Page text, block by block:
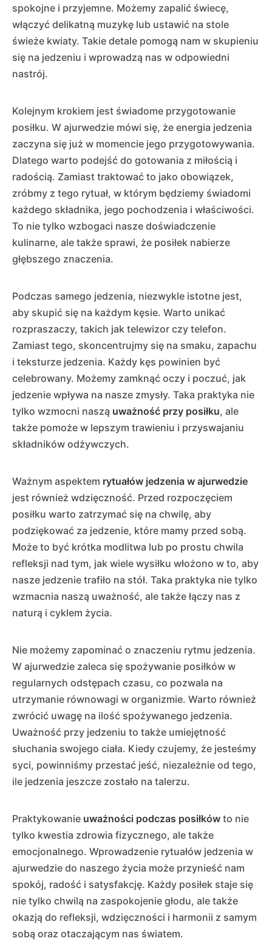
spokojne i przyjemne. Możemy zapalić świecę,
włączyć delikatną muzykę lub ustawić na stole
świeże kwiaty. Takie detale pomogą nam w skupieniu
się na jedzeniu i wprowadzą nas w odpowiedni
nastrój.
Kolejnym krokiem jest świadome przygotowanie
posiłku. W ajurwedzie mówi się, że energia jedzenia
zaczyna się już w momencie jego przygotowywania.
Dlatego warto podejść do gotowania z miłością i
radością. Zamiast traktować to jako obowiązek,
zróbmy z tego rytuał, w którym będziemy świadomi
każdego składnika, jego pochodzenia i właściwości.
To nie tylko wzbogaci nasze doświadczenie
kulinarne, ale także sprawi, że posiłek nabierze
głębszego znaczenia.
Podczas samego jedzenia, niezwykle istotne jest,
aby skupić się na każdym kęsie. Warto unikać
rozpraszaczy, takich jak telewizor czy telefon.
Zamiast tego, skoncentrujmy się na smaku, zapachu
i teksturze jedzenia. Każdy kęs powinien być
celebrowany. Możemy zamknąć oczy i poczuć, jak
jedzenie wpływa na nasze zmysły. Taka praktyka nie
tylko wzmocni naszą uważność przy posiłku, ale
także pomoże w lepszym trawieniu i przyswajaniu
składników odżywczych.
Ważnym aspektem rytuałów jedzenia w ajurwedzie
jest również wdzięczność. Przed rozpoczęciem
posiłku warto zatrzymać się na chwilę, aby
podziękować za jedzenie, które mamy przed sobą.
Może to być krótka modlitwa lub po prostu chwila
refleksji nad tym, jak wiele wysiłku włożono w to, aby
nasze jedzenie trafiło na stół. Taka praktyka nie tylko
wzmacnia naszą uważność, ale także łączy nas z
naturą i cyklem życia.
Nie możemy zapominać o znaczeniu rytmu jedzenia.
W ajurwedzie zaleca się spożywanie posiłków w
regularnych odstępach czasu, co pozwala na
utrzymanie równowagi w organizmie. Warto również
zwrócić uwagę na ilość spożywanego jedzenia.
Uważność przy jedzeniu to także umiejętność
słuchania swojego ciała. Kiedy czujemy, że jesteśmy
syci, powinniśmy przestać jeść, niezależnie od tego,
ile jedzenia jeszcze zostało na talerzu.
Praktykowanie uważności podczas posiłków to nie
tylko kwestia zdrowia fizycznego, ale także
emocjonalnego. Wprowadzenie rytuałów jedzenia w
ajurwedzie do naszego życia może przynieść nam
spokój, radość i satysfakcję. Każdy posiłek staje się
nie tylko chwilą na zaspokojenie głodu, ale także
okazją do refleksji, wdzięczności i harmonii z samym
sobą oraz otaczającym nas światem.